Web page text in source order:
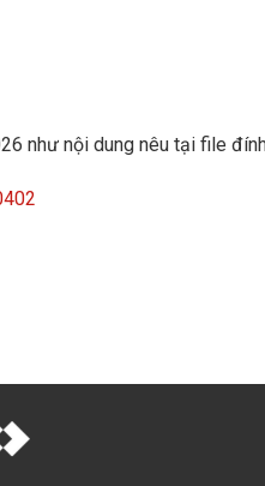
như nội dung nêu tại file